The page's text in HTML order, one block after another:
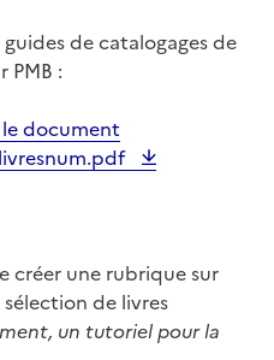
de catalogages de
PMB :
document
créer une rubrique sur
de livres
un tutoriel pour la